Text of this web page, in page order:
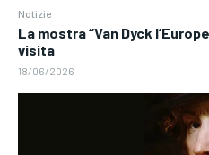
Notizie
La mostra “Van Dyck
visita
18/06/2026